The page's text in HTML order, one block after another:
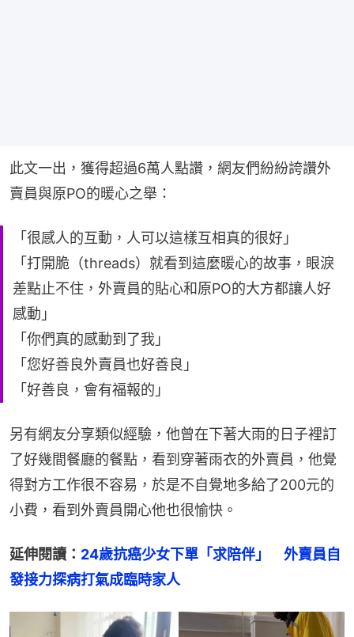
此文一出，獲得超過6萬人點讚，網友們紛紛誇讚外
賣員與原PO的暖心之舉：
「很感人的互動，人可以這樣互相真的很好」
「打開脆（threads）就看到這麼暖心的故事，眼淚
差點止不住，外賣員的貼心和原PO的大方都讓人好
感動」
「你們真的感動到了我」
「您好善良外賣員也好善良」
「好善良，會有福報的」
另有網友分享類似經驗，他曾在下著大雨的日子裡訂
了好幾間餐廳的餐點，看到穿著雨衣的外賣員，他覺
得對方工作很不容易，於是不自覺地多給了200元的
小費，看到外賣員開心他也很愉快。
延伸閱讀： 24歲抗癌少女下單「求陪伴」　外賣員自
發接力探病打氣成臨時家人